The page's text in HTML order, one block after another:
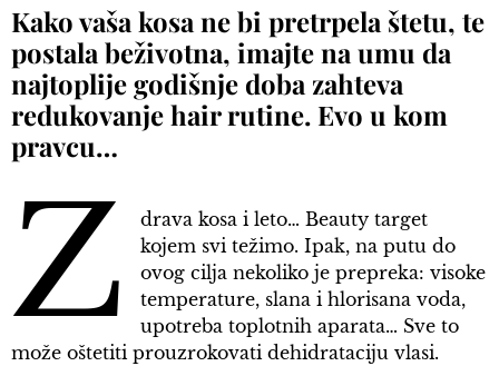
Kako vaša kosa ne bi pretrpela štetu, te
postala beživotna, imajte na umu da
najtoplije godišnje doba zahteva
redukovanje hair rutine. Evo u kom
pravcu…
Z
drava kosa i leto… Beauty target
kojem svi težimo. Ipak, na putu do
ovog cilja nekoliko je prepreka: visoke
temperature, slana i hlorisana voda,
upotreba toplotnih aparata… Sve to
može oštetiti prouzrokovati dehidrataciju vlasi.